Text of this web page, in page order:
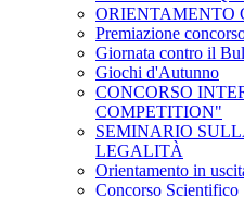
ORIENTAMENTO
Premiazione
Giornata contro il
Giochi d'Autunno
CONCORSO
COMPETITION"
SEMINARIO
LEGALITÀ
Orientamento in
Concorso